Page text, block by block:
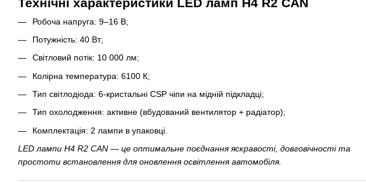
Робоча напруга: 9–16 В;
Потужність: 40 Вт;
Світловий потік: 10 000 лм;
Колірна температура: 6100 К;
Тип світлодіода: 6-кристальні CSP чіпи на мідній підкладці;
Тип охолодження: активне (вбудований вентилятор + радіатор);
Комплектація: 2 лампи в упаковці.
LED лампи H4 R2 CAN — це оптимальне поєднання яскравості, довговічності та
простоти встановлення для оновлення освітлення автомобіля.